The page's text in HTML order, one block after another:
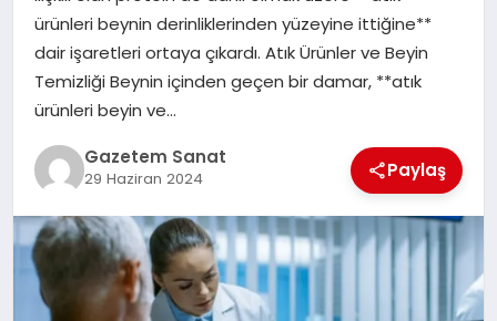
EĞITIM
ürünleri beynin derinliklerinden yüzeyine ittiğine**
dair işaretleri ortaya çıkardı. Atık Ürünler ve Beyin
Temizliği Beynin içinden geçen bir damar, **atık
ürünleri beyin ve…
Gazetem Sanat
29 Haziran 2024 Paylaş